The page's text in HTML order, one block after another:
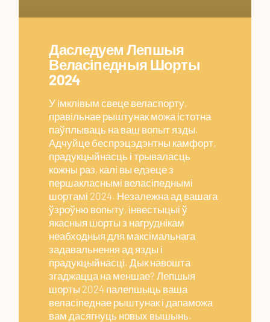
Даследуем Лепшыя
Веласіпедныя Шорты
2024
У імклівым свеце веласпорту,
правільнае рыштунак можа істотна
паўплываць на ваш вопыт язды.
Адчуйце беспрэцэдэнтны камфорт,
прадукцыйнасць і трываласць
кожны раз, калі вы едзеце з
першакласнымі веласіпеднымі
шортамі 2024. Незалежна ад вашага
ўзроўню вопыту, інвестыцыі ў
якасныя шорты з нагруднікам
неабходныя для максімальнага
задавальнення ад язды і
прадукцыйнасці. Дык навошта
згаджацца на меншае? Лепшыя
шорты 2024 палепшыць ваша
веласіпеднае рыштунак і дапаможа
вам дасягнуць новых вышынь.